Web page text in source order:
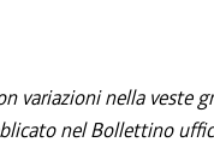
variazioni nella veste
nel Bollettino